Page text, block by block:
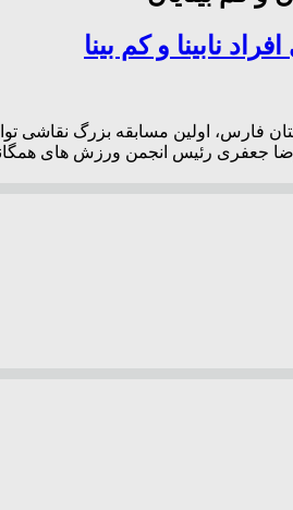
نابینا و کم بینا
فارس، اولین مسابقه بزرگ نقاشی
جعفری رئیس انجمن ورزش های